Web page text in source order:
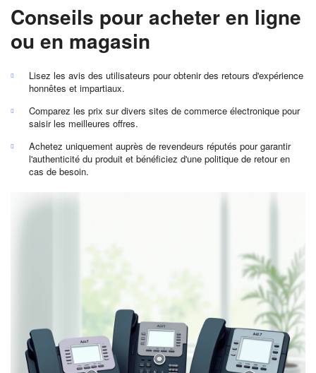
Conseils pour acheter en ligne
ou en magasin
Lisez les avis des utilisateurs pour obtenir des retours d'expérience
honnêtes et impartiaux.
Comparez les prix sur divers sites de commerce électronique pour
saisir les meilleures offres.
Achetez uniquement auprès de revendeurs réputés pour garantir
l'authenticité du produit et bénéficiez d'une politique de retour en
cas de besoin.